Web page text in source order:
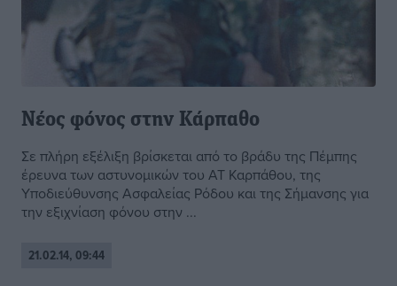
Nέος φόνος στην Κάρπαθο
Σε πλήρη εξέλιξη βρίσκεται από το βράδυ της Πέμπης
έρευνα των αστυνομικών του ΑΤ Καρπάθου, της
Υποδιεύθυνσης Ασφαλείας Ρόδου και της Σήμανσης για
την εξιχνίαση φόνου στην ...
21.02.14, 09:44